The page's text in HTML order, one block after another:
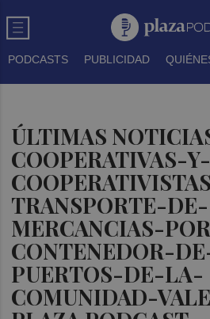
PODCASTS PUBLICIDAD
ÚLTIMAS
COOPERATIVAS-Y-
TRANSPORTE-DE-
MERCANCIAS-
CONTENEDOR-
PUERTOS-DE-LA-
COMUNIDAD-